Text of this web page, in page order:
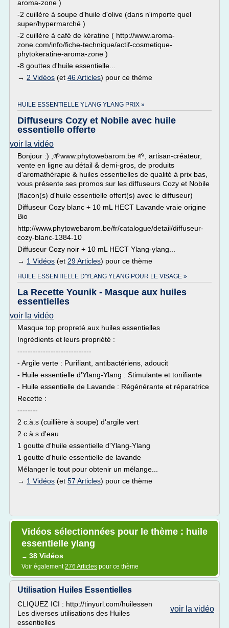
aroma-zone )
-2 cuillère à soupe d'huile d'olive (dans n'importe quel
super/hypermarché )
-2 cuillère à café de kératine ( http://www.aroma-
zone.com/info/fiche-technique/actif-cosmetique-
phytokeratine-aroma-zone )
-8 gouttes d'huile essentielle...
→ 2 Vidéos (et 46 Articles) pour ce thème
HUILE ESSENTIELLE YLANG YLANG PRIX »
Diffuseurs Cozy et Nobile avec huile
essentielle offerte
voir la vidéo
Bonjour :) ,🌱www.phytowebarom.be 🌱, artisan-créateur,
vente en ligne au détail & demi-gros, de produits
d'aromathérapie & huiles essentielles de qualité à prix bas,
vous présente ses promos sur les diffuseurs Cozy et Nobile
(flacon(s) d'huile essentielle offert(s) avec le diffuseur)
Diffuseur Cozy blanc + 10 mL HECT Lavande vraie origine
Bio
http://www.phytowebarom.be/fr/catalogue/detail/diffuseur-
cozy-blanc-1384-10
Diffuseur Cozy noir + 10 mL HECT Ylang-ylang...
→ 1 Vidéos (et 29 Articles) pour ce thème
HUILE ESSENTIELLE D'YLANG YLANG POUR LE VISAGE »
La Recette Younik - Masque aux huiles
essentielles
voir la vidéo
Masque top propreté aux huiles essentielles
Ingrédients et leurs propriété :
-----------------------------
- Argile verte : Purifiant, antibactériens, adoucit
- Huile essentielle d'Ylang-Ylang : Stimulante et tonifiante
- Huile essentielle de Lavande : Régénérante et réparatrice
Recette :
--------
2 c.à.s (cuillière à soupe) d'argile vert
2 c.à.s d'eau
1 goutte d'huile essentielle d'Ylang-Ylang
1 goutte d'huile essentielle de lavande
Mélanger le tout pour obtenir un mélange...
→ 1 Vidéos (et 57 Articles) pour ce thème
Vidéos sélectionnées pour le thème : huile
essentielle ylang
→ 38 Vidéos
Voir également276 Articles pour ce thème
Utilisation Huiles Essentielles
voir la vidéo
CLIQUEZ ICI : http://tinyurl.com/huilessen
Les diverses utilisations des Huiles
essentielles